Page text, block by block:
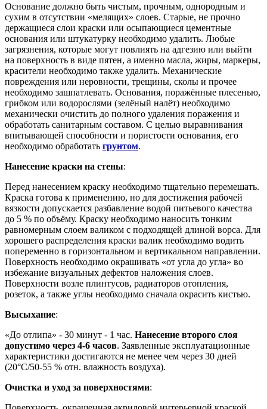
Основание должно быть чистым, прочным, однородным и
сухим в отсутствии «мелящих» слоев. Старые, не прочно
держащиеся слои краски или осыпающиеся цементные
основания или штукатурку необходимо удалить. Любые
загрязнения, которые могут повлиять на адгезию или выйти
на поверхность в виде пятен, а именно масла, жиры, маркеры,
красители необходимо также удалить. Механические
повреждения или неровности, трещины, сколы и прочее
необходимо зашпатлевать. Основания, поражённые плесенью,
грибком или водорослями (зелёный налёт) необходимо
механически очистить до полного удаления поражения и
обработать санитарным составом. С целью выравнивания
впитывающей способности и пористости основания, его
необходимо обработать грунтом.
Нанесение краски на стены:
Перед нанесением краску необходимо тщательно перемешать.
Краска готова к применению, но для достижения рабочей
вязкости допускается разбавление водой питьевого качества
до 5 % по объёму. Краску необходимо наносить тонким
равномерным слоем валиком с подходящей длиной ворса. Для
хорошего распределения краски валик необходимо водить
попеременно в горизонтальном и вертикальном направлении.
Поверхность необходимо окрашивать «от угла до угла» во
избежание визуальных дефектов наложения слоев.
Поверхности возле плинтусов, радиаторов отопления,
розеток, а также углы необходимо сначала окрасить кистью.
Высыхание:
«До отлипа» - 30 минут - 1 час. Нанесение второго слоя
допустимо через 4-6 часов. Заявленные эксплуатационные
характеристики достигаются не менее чем через 30 дней
(20°C/50-55 % отн. влажность воздуха).
Очистка и уход за поверхностями: